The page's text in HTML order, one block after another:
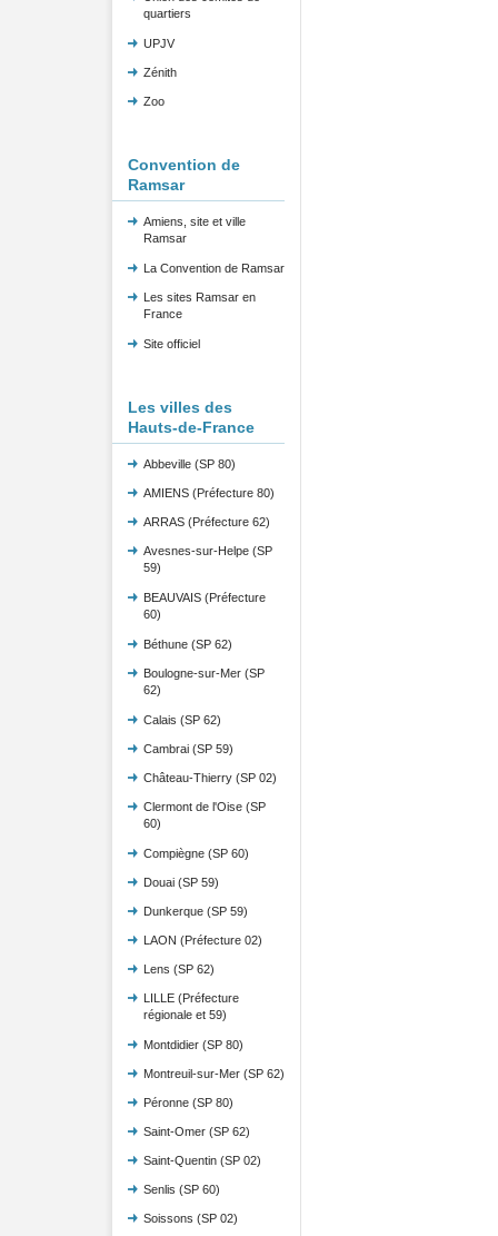
quartiers
UPJV
Zénith
Zoo
Convention de
Ramsar
Amiens, site et ville
Ramsar
La Convention de Ramsar
Les sites Ramsar en
France
Site officiel
Les villes des
Hauts-de-France
Abbeville (SP 80)
AMIENS (Préfecture 80)
ARRAS (Préfecture 62)
Avesnes-sur-Helpe (SP
59)
BEAUVAIS (Préfecture
60)
Béthune (SP 62)
Boulogne-sur-Mer (SP
62)
Calais (SP 62)
Cambrai (SP 59)
Château-Thierry (SP 02)
Clermont de l'Oise (SP
60)
Compiègne (SP 60)
Douai (SP 59)
Dunkerque (SP 59)
LAON (Préfecture 02)
Lens (SP 62)
LILLE (Préfecture
régionale et 59)
Montdidier (SP 80)
Montreuil-sur-Mer (SP 62)
Péronne (SP 80)
Saint-Omer (SP 62)
Saint-Quentin (SP 02)
Senlis (SP 60)
Soissons (SP 02)